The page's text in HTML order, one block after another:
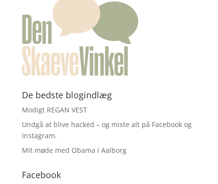
De bedste blogindlæg
Modigt REGAN VEST
Undgå at blive hacked – og miste alt på Facebook og
Instagram.
Mit møde med Obama i Aalborg
Facebook